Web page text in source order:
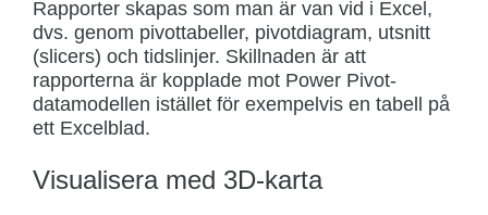
Rapporter skapas som man är van vid i Excel,
dvs. genom pivottabeller, pivotdiagram, utsnitt
(slicers) och tidslinjer. Skillnaden är att
rapporterna är kopplade mot Power Pivot-
datamodellen istället för exempelvis en tabell på
ett Excelblad.
Visualisera med 3D-karta